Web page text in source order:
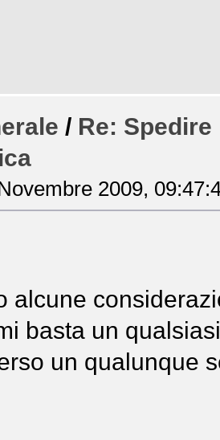
/ Re:
2009,
alcune
basta un
un qualunque